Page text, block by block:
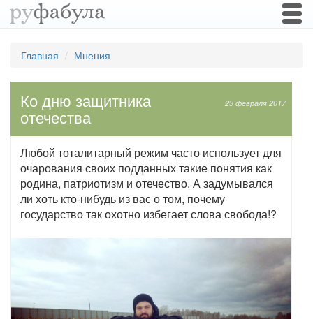
Главная Мнения
23 февраля 2017
Ко дню защитника
отечества
Любой тоталитарный режим часто использует для
очарования своих подданных такие понятия как
родина, патриотизм и отечество. А задумывался
ли хоть кто-нибудь из вас о том, почему
государство так охотно избегает слова свобода!?